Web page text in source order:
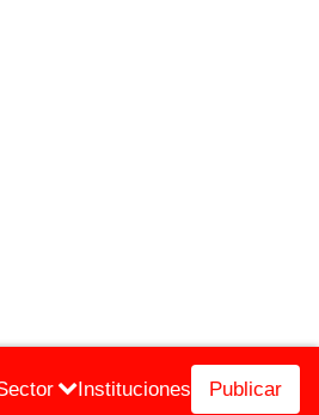
Instituciones Publicar